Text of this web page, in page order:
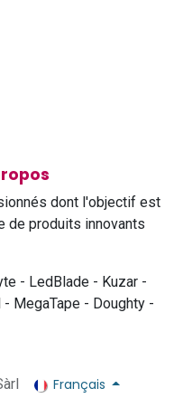
dont l'objectif est
de produits innovants
- LedBlade - Kuzar -
MegaTape - Doughty -
Français